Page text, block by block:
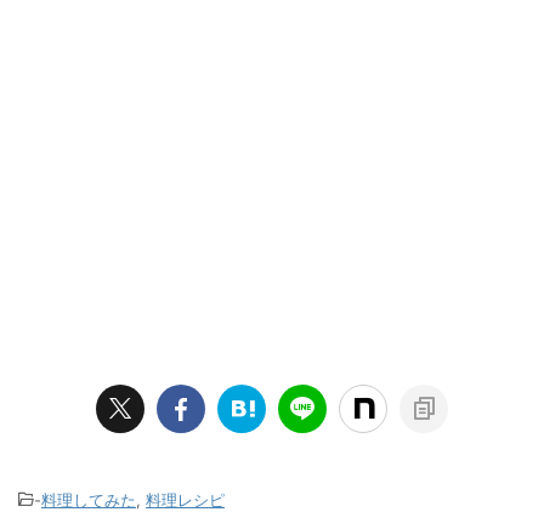
-料理してみた, 料理レシピ